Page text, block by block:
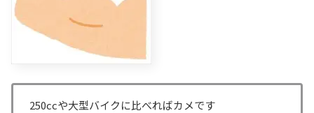
250ccや大型バイクに比べればカメです